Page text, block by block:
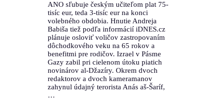
ANO sľubuje českým učiteľom plat 75-
tisíc eur, teda 3-tisíc eur na konci
volebného obdobia. Hnutie Andreja
Babiša tiež podľa informácií iDNES.cz
plánuje osloviť voličov zastropovaním
dôchodkového veku na 65 rokov a
benefitmi pre rodičov. Izrael v Pásme
Gazy zabil pri cielenom útoku piatich
novinárov al-Džazíry. Okrem dvoch
redaktorov a dvoch kameramanov
zahynul údajný terorista Anás aš-Šaríf,
…